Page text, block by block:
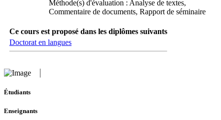
Méthode(s) d'évaluation : Analyse de textes,
Commentaire de documents, Rapport de séminaire
Ce cours est proposé dans les diplômes suivants
Doctorat en langues
Étudiants
Enseignants